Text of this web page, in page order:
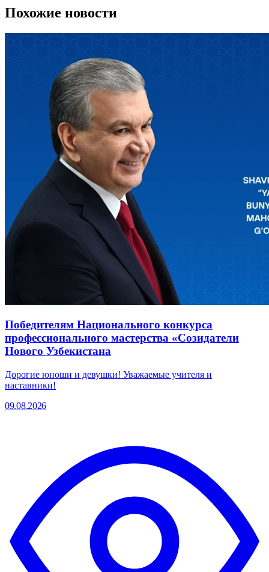
Похожие новости
Победителям Национального конкурса
профессионального мастерства «Созидатели
Нового Узбекистана
Дорогие юноши и девушки! Уважаемые учителя и
наставники!
09.08.2026